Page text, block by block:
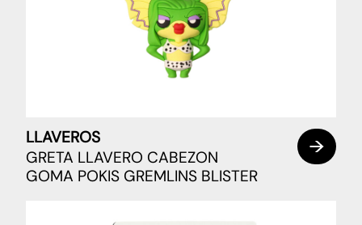
LLAVEROS
GRETA LLAVERO CABEZON
GOMA POKIS GREMLINS BLISTER